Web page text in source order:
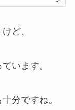
ど、
います。
分ですね。